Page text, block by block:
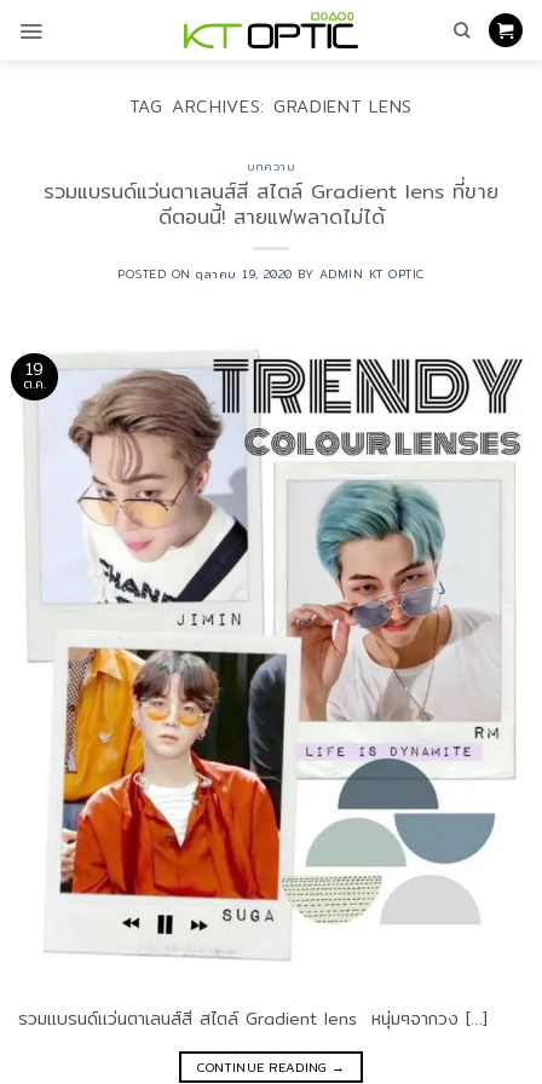
TAG ARCHIVES: GRADIENT LENS
บทความ
รวมแบรนด์แว่นตาเลนส์สี สไตล์ Gradient lens ที่ขาย
ดีตอนนี้! สายแฟพลาดไม่ได้
POSTED ONตุลาคม 19, 2020 BY ADMIN KT OPTIC
19
ต.ค.
รวมแบรนด์แว่นตาเลนส์สี สไตล์ Gradient lens หนุ่มๆจากวง […]
CONTINUE READING →